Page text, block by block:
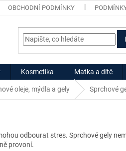
OBCHODNÍ PODMÍNKY
Kosmetika Matka a dítě
oleje, mýdla a gely Sprchové
odbourat stres. Sprchové gely
provoní.